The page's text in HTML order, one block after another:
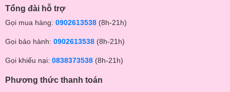
Tổng đài hỗ trợ
Gọi mua hàng: 0902613538 (8h-21h)
Gọi bảo hành: 0902613538 (8h-21h)
Gọi khiếu nại: 0838373538 (8h-21h)
Phương thức thanh toán